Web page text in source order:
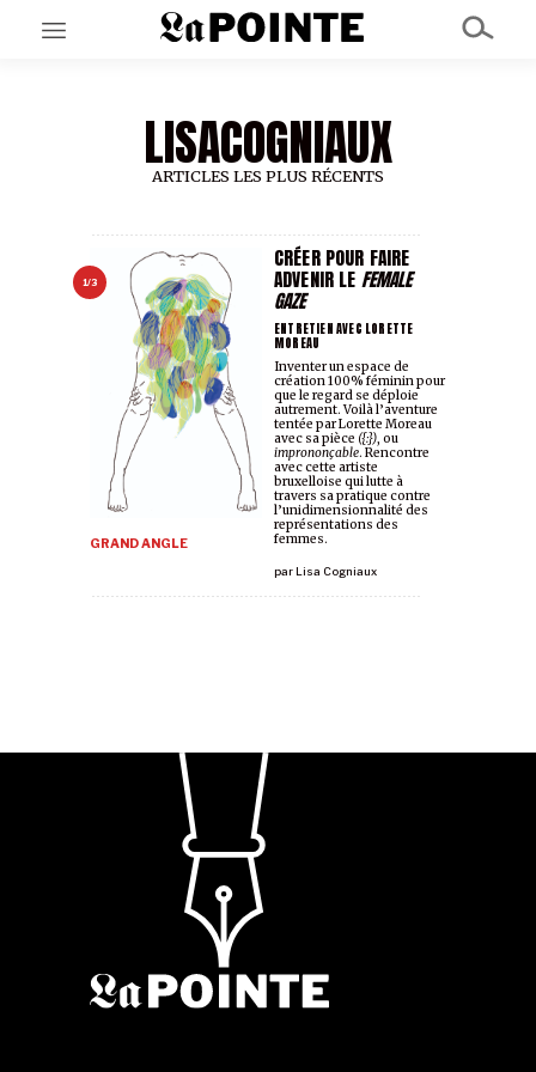
EN CE MOMENT
GRAND ANGLE
AU LARGE
À PROPOS
NOS PARTENAIRES
SOUTENEZ NOUS
LISACOGNIAUX
ARTICLES LES PLUS RÉCENTS
1/3
CRÉER POUR FAIRE
ADVENIR LE FEMALE
GAZE
ENTRETIEN AVEC LORETTE
MOREAU
GRAND ANGLE
parLisa Cogniaux
Inventer un espace de
création 100% féminin pour
que le regard se déploie
autrement. Voilà l’aventure
tentée par Lorette Moreau
avec sa pièce ({:}), ou
imprononçable. Rencontre
avec cette artiste
bruxelloise qui lutte à
travers sa pratique contre
l’unidimensionnalité des
représentations des
femmes.